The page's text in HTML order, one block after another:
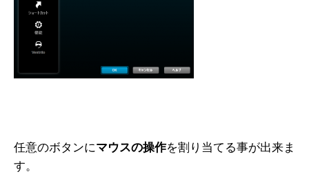
任意のボタンにマウスの操作を割り当てる事が出来ま
す。